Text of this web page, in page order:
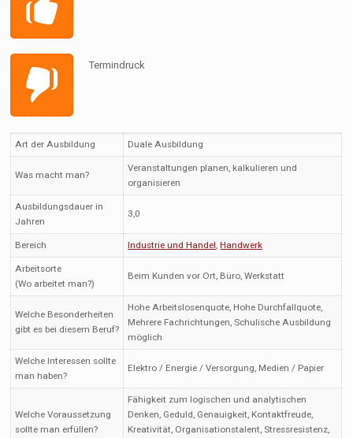
Termindruck
Art der Ausbildung Duale Ausbildung
Was macht man?
Veranstaltungen planen, kalkulieren und
organisieren
Ausbildungsdauer in
Jahren
3,0
Bereich Industrie und Handel,Handwerk
Arbeitsorte
(Wo arbeitet man?)
Beim Kunden vor Ort, Büro, Werkstatt
Welche Besonderheiten
gibt es bei diesem Beruf?
Hohe Arbeitslosenquote, Hohe Durchfallquote,
Mehrere Fachrichtungen, Schulische Ausbildung
möglich
Welche Interessen sollte
man haben?
Elektro / Energie / Versorgung, Medien / Papier
Welche Voraussetzung
sollte man erfüllen?
Fähigkeit zum logischen und analytischen
Denken, Geduld, Genauigkeit, Kontaktfreude,
Kreativität, Organisationstalent, Stressresistenz,